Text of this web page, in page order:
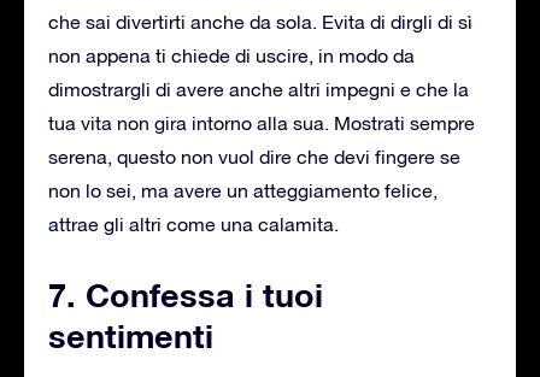
che sai divertirti anche da sola. Evita di dirgli di sì
non appena ti chiede di uscire, in modo da
dimostrargli di avere anche altri impegni e che la
tua vita non gira intorno alla sua. Mostrati sempre
serena, questo non vuol dire che devi fingere se
non lo sei, ma avere un atteggiamento felice,
attrae gli altri come una calamita.
7. Confessa i tuoi
sentimenti